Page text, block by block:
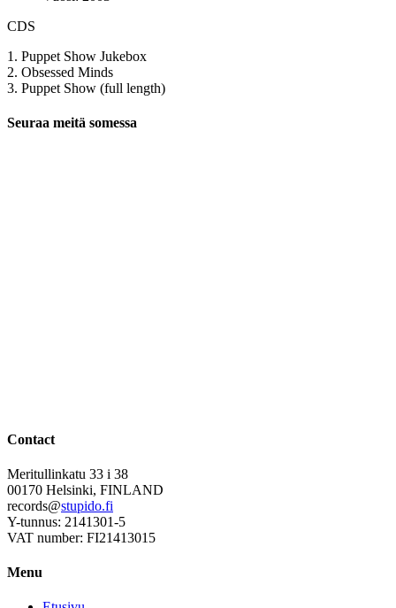
CDS
1. Puppet Show Jukebox
2. Obsessed Minds
3. Puppet Show (full length)
Seuraa meitä somessa
Contact
Meritullinkatu 33 i 38
00170 Helsinki, FINLAND
records@stupido.fi
Y-tunnus: 2141301-5
VAT number: FI21413015
Menu